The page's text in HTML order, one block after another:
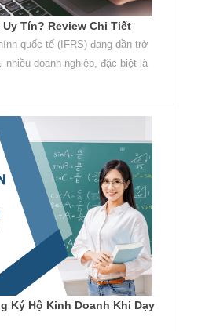
Tín? Review Chi Tiết
quốc tế (IFRS) đang dần trở
nhiều doanh nghiệp, đặc biệt là
Ký Hộ Kinh Doanh Khi Dạy